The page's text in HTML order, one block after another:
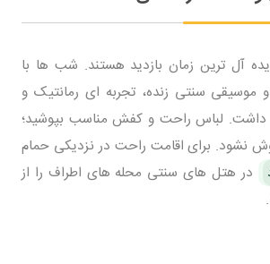
آل ترین زمان بازدید هستند. شب ها با
موسیقی سنتی زنده، تجربه ای رمانتیک و
داشت. لباس راحت و کفش مناسب بپوشید؛
نشود. برای اقامت راحت در نزدیکی حمام
در هتل های سنتی محله های اطراف را از